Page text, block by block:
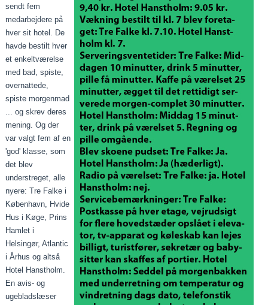
sendt fem
medarbejdere på
hver sit hotel. De
havde bestilt hver
et enkeltværelse
med bad, spiste,
overnattede,
spiste morgenmad
... og skrev deres
mening. Og der
var valgt fem af en
'god' klasse, som
det blev
understreget, alle
nyere: Tre Falke i
København, Hvide
Hus i Køge, Prins
Hamlet i
Helsingør, Atlantic
i Århus og altså
Hotel Hanstholm.
En avis- og
ugebladslæser